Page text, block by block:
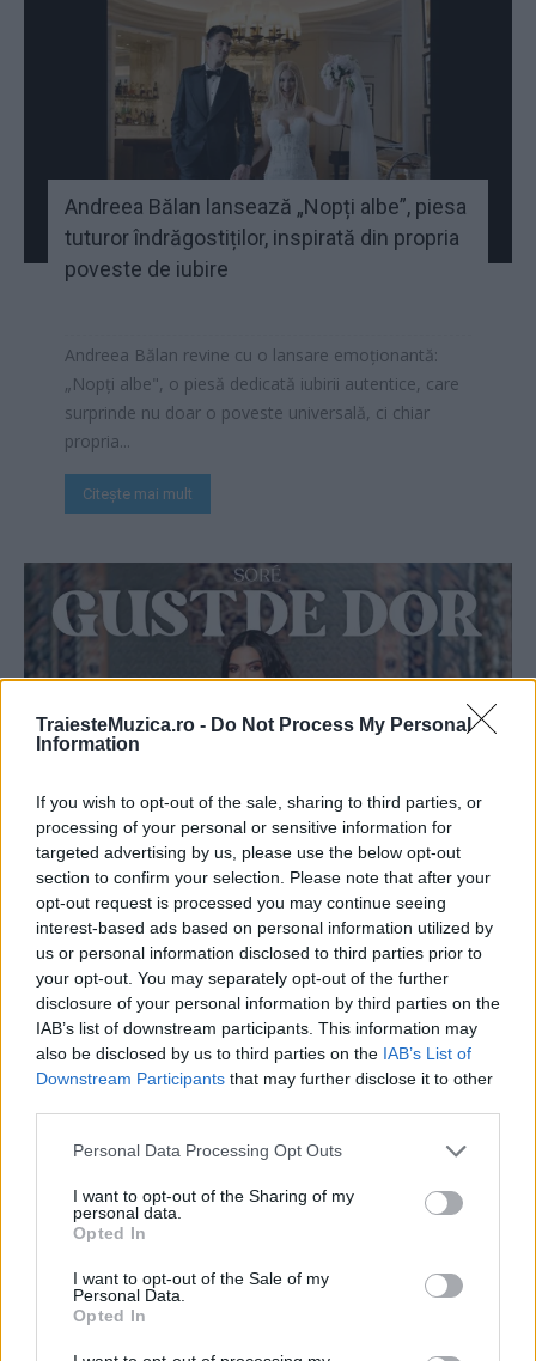
TraiesteMuzica.ro - Do Not Process My Personal
Information
If you wish to opt-out of the sale, sharing to third parties, or
processing of your personal or sensitive information for
targeted advertising by us, please use the below opt-out
section to confirm your selection. Please note that after your
opt-out request is processed you may continue seeing
interest-based ads based on personal information utilized by
us or personal information disclosed to third parties prior to
your opt-out. You may separately opt-out of the further
disclosure of your personal information by third parties on the
IAB’s list of downstream participants. This information may
also be disclosed by us to third parties on the IAB’s List of
Downstream Participants that may further disclose it to other
Please note that this website/app uses one or more Google
not limited to your visit or usage behaviour. You may click to
grant or deny consent to Google and its third-party tags to
use your data for below specified purposes in below Google
consent section.
Personal Data Processing Opt Outs
I want to opt-out of the Sharing of my
personal data.
Opted In
I want to opt-out of the Sale of my
Personal Data.
Opted In
Andreea Bălan lansează „Nopți albe”, piesa
tuturor îndrăgostiților, inspirată din propria
poveste de iubire
Andreea Bălan revine cu o lansare emoționantă:
„Nopți albe", o piesă dedicată iubirii autentice, care
surprinde nu doar o poveste universală, ci chiar
propria...
Citește mai mult
declarație muzicală despre amintirile și
emoțiile care nu dispar niciodată
După o absență de șase ani din muzică, Sore revine
cu una dintre cele mai personale lansări ale sale:
„Gust de dor". Noua piesă...
Citește mai mult
Taxi și Lora lansează „Cât pot eu să te iert”